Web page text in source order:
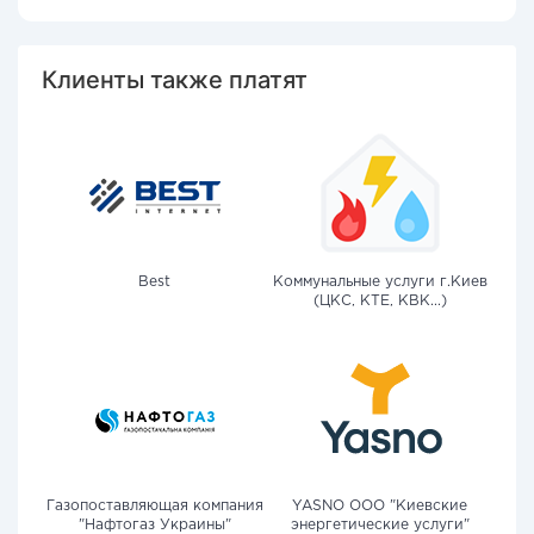
Клиенты также платят
Best
Коммунальные услуги г.Киев
(ЦКС, КТЕ, КВК...)
Газопоставляющая компания
"Нафтогаз Украины"
YASNO OOO "Киевские
энергетические услуги"